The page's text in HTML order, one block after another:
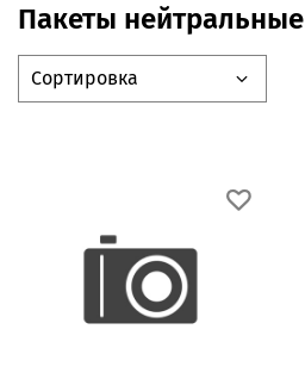
Пакеты нейтральные